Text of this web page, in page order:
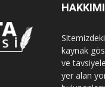
kaynak
ve
yer alan